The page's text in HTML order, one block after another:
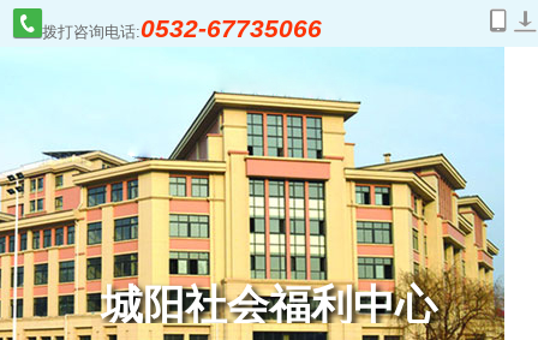
拨打咨询电话:0532-67735066
城阳社会福利中心